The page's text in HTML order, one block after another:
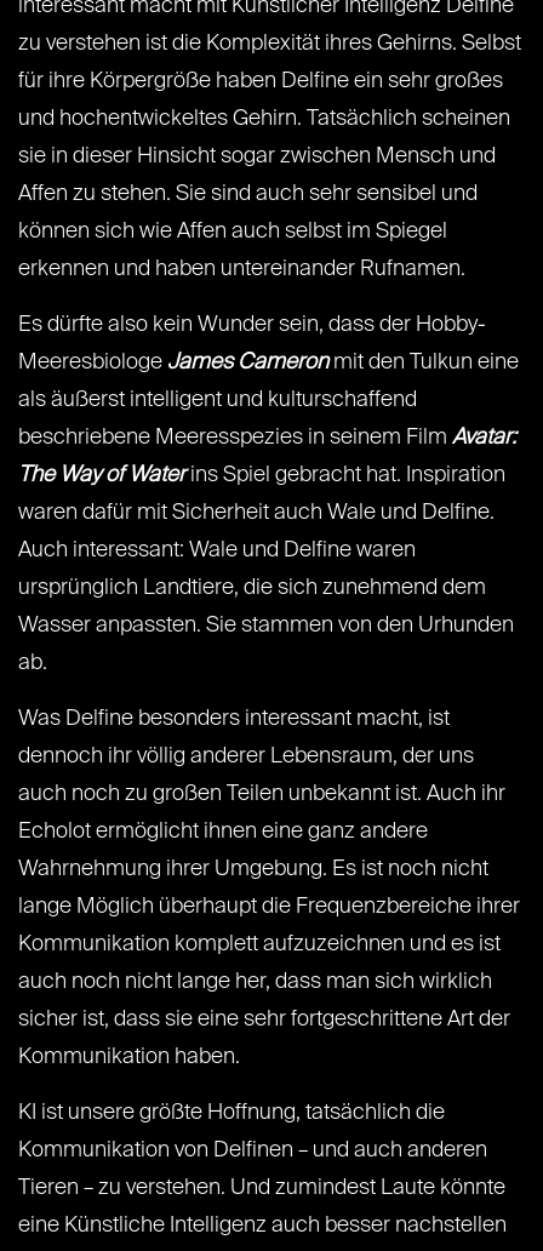
interessant macht mit Künstlicher Intelligenz Delfine
zu verstehen ist die Komplexität ihres Gehirns. Selbst
für ihre Körpergröße haben Delfine ein sehr großes
und hochentwickeltes Gehirn. Tatsächlich scheinen
sie in dieser Hinsicht sogar zwischen Mensch und
Affen zu stehen. Sie sind auch sehr sensibel und
können sich wie Affen auch selbst im Spiegel
erkennen und haben untereinander Rufnamen.
Es dürfte also kein Wunder sein, dass der Hobby-
Meeresbiologe James Cameronmit den Tulkun eine
als äußerst intelligent und kulturschaffend
beschriebene Meeresspezies in seinem Film Avatar:
The Way of Waterins Spiel gebracht hat. Inspiration
waren dafür mit Sicherheit auch Wale und Delfine.
Auch interessant: Wale und Delfine waren
ursprünglich Landtiere, die sich zunehmend dem
Wasser anpassten. Sie stammen von den Urhunden
ab.
Was Delfine besonders interessant macht, ist
dennoch ihr völlig anderer Lebensraum, der uns
auch noch zu großen Teilen unbekannt ist. Auch ihr
Echolot ermöglicht ihnen eine ganz andere
Wahrnehmung ihrer Umgebung. Es ist noch nicht
lange Möglich überhaupt die Frequenzbereiche ihrer
Kommunikation komplett aufzuzeichnen und es ist
auch noch nicht lange her, dass man sich wirklich
sicher ist, dass sie eine sehr fortgeschrittene Art der
Kommunikation haben.
KI ist unsere größte Hoffnung, tatsächlich die
Kommunikation von Delfinen – und auch anderen
Tieren – zu verstehen. Und zumindest Laute könnte
eine Künstliche Intelligenz auch besser nachstellen